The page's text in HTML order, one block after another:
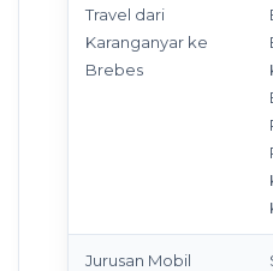
Travel dari
Karanganyar ke
Brebes
Jurusan Mobil